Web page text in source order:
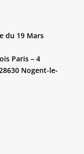
du 19 Mars
Paris – 4
Nogent-le-